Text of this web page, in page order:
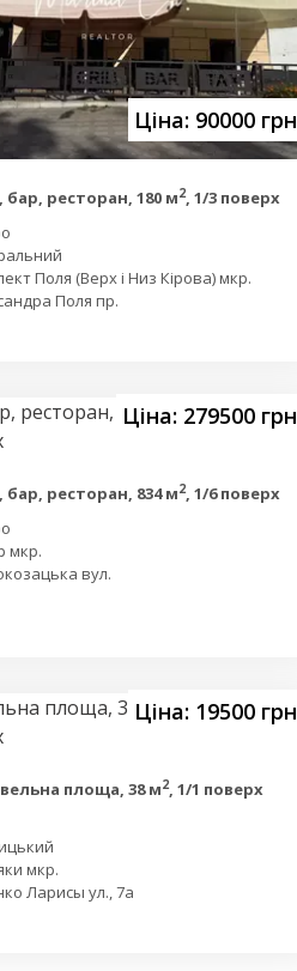
Ціна: 90000 грн
бар, ресторан, 180 м2, 1/3 поверх
Поля (Верх і Низ Кірова) мкр.
Поля пр.
Ціна: 279500 грн
бар, ресторан, 834 м2, 1/6 поверх
мкр.
вул.
Ціна: 19500 грн
площа, 38 м2, 1/1 поверх
мкр.
Ларисы ул., 7а